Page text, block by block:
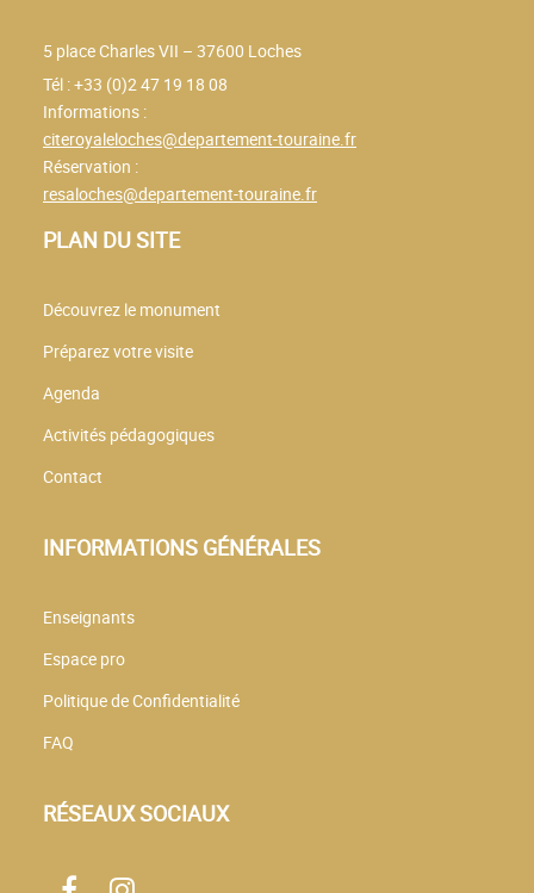
5 place Charles VII – 37600 Loches
Tél : +33 (0)2 47 19 18 08
Informations :
citeroyaleloches@departement-touraine.fr
Réservation :
resaloches@departement-touraine.fr
PLAN DU SITE
Découvrez le monument
Préparez votre visite
Agenda
Activités pédagogiques
Contact
INFORMATIONS GÉNÉRALES
Enseignants
Espace pro
Politique de Confidentialité
FAQ
RÉSEAUX SOCIAUX